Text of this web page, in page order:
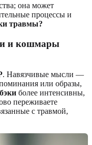
она может
процессы и
травмы?
и кошмары
. Навязчивые мысли —
или образы,
более интенсивны,
переживаете
с травмой,